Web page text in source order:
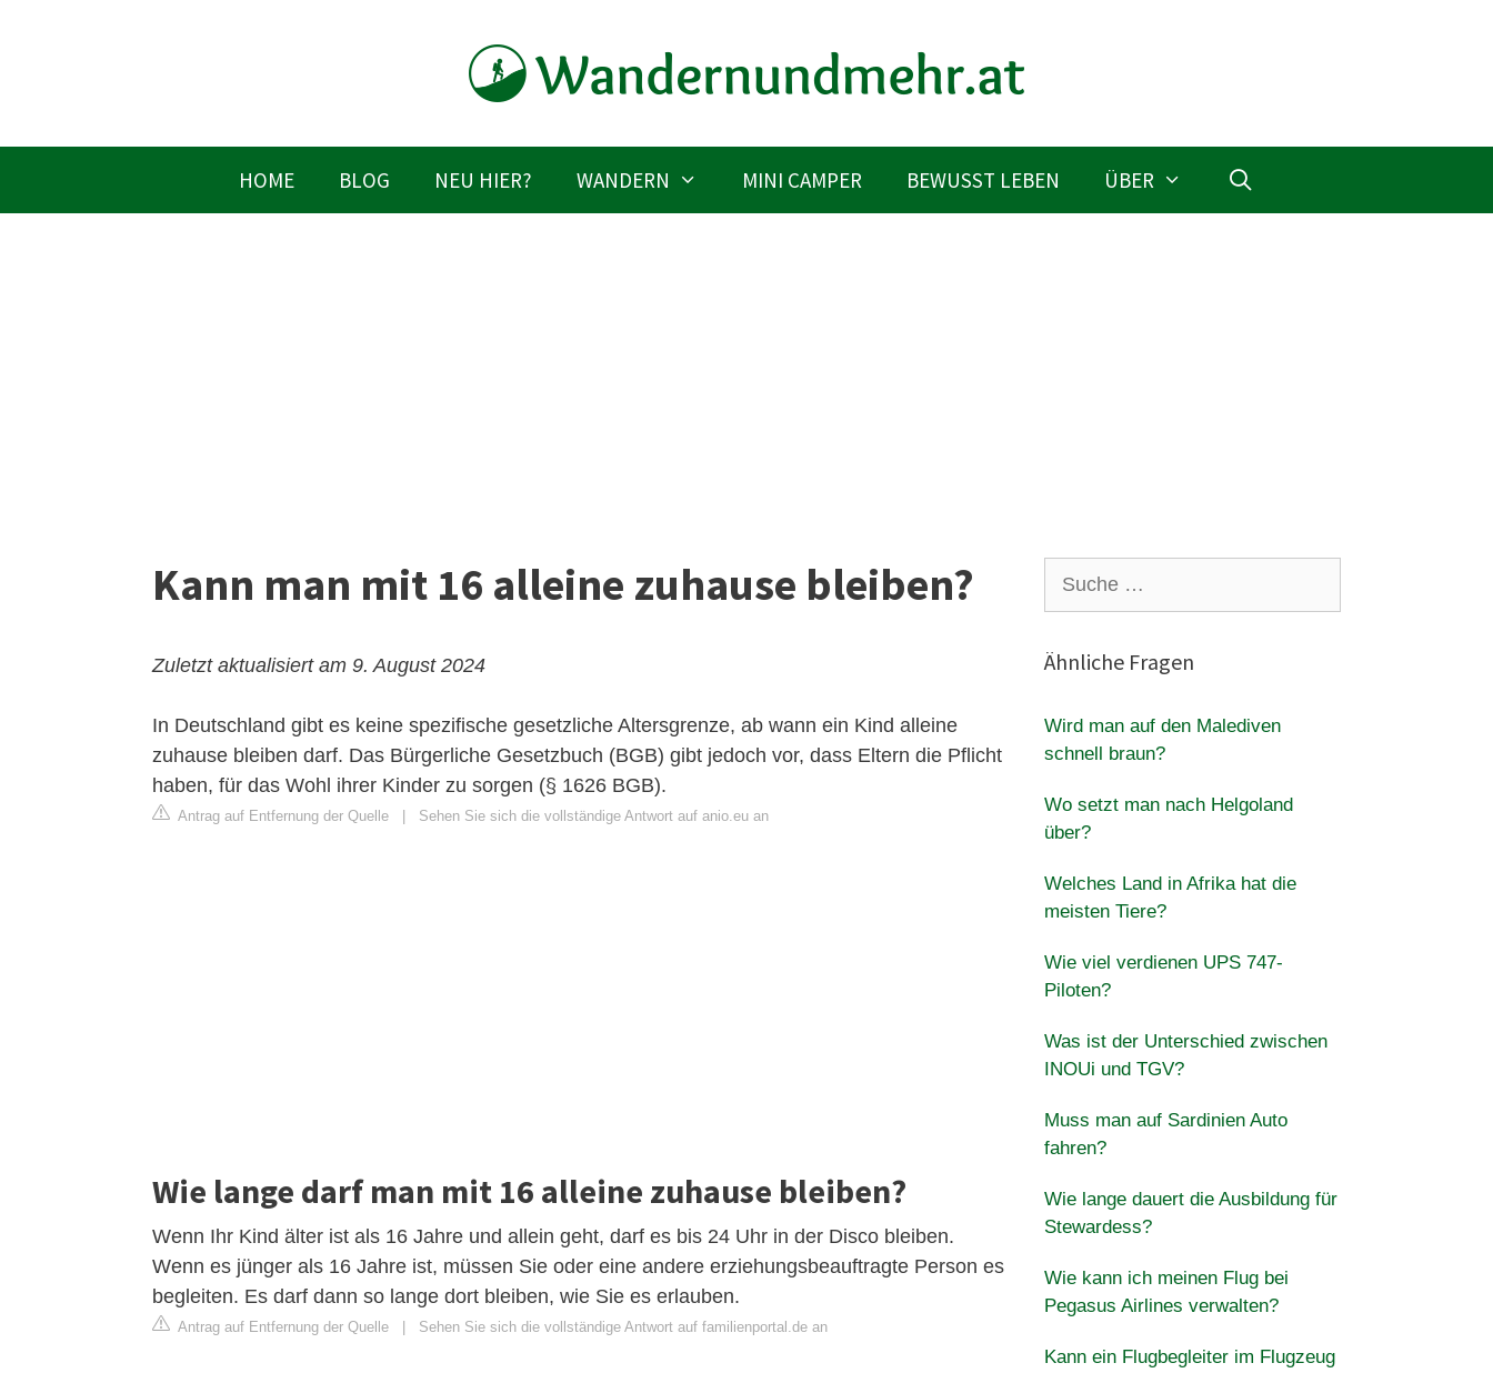
HOME BLOG NEU HIER? WANDERN MINI CAMPER BEWUSST LEBEN ÜBER
Kann man mit 16 alleine zuhause bleiben?
Zuletzt aktualisiert am 9. August 2024
In Deutschland gibt es keine spezifische gesetzliche Altersgrenze, ab wann ein Kind alleine
zuhause bleiben darf. Das Bürgerliche Gesetzbuch (BGB) gibt jedoch vor, dass Eltern die Pflicht
haben, für das Wohl ihrer Kinder zu sorgen (§ 1626 BGB).
Antrag auf Entfernung der Quelle Sehen Sie sich die vollständige Antwort auf anio.eu an
Wie lange darf man mit 16 alleine zuhause bleiben?
Wenn Ihr Kind älter ist als 16 Jahre und allein geht, darf es bis 24 Uhr in der Disco bleiben.
Wenn es jünger als 16 Jahre ist, müssen Sie oder eine andere erziehungsbeauftragte Person es
begleiten. Es darf dann so lange dort bleiben, wie Sie es erlauben.
Antrag auf Entfernung der Quelle Sehen Sie sich die vollständige Antwort auf familienportal.de an
nach:
Ähnliche Fragen
Wird man auf den Malediven
schnell braun?
Wo setzt man nach Helgoland
über?
Welches Land in Afrika hat die
meisten Tiere?
Wie viel verdienen UPS 747-
Piloten?
Was ist der Unterschied zwischen
INOUi und TGV?
Muss man auf Sardinien Auto
fahren?
Wie lange dauert die Ausbildung für
Stewardess?
Wie kann ich meinen Flug bei
Pegasus Airlines verwalten?
Kann ein Flugbegleiter im Flugzeug